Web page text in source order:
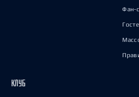
Фан-
КЛУБ